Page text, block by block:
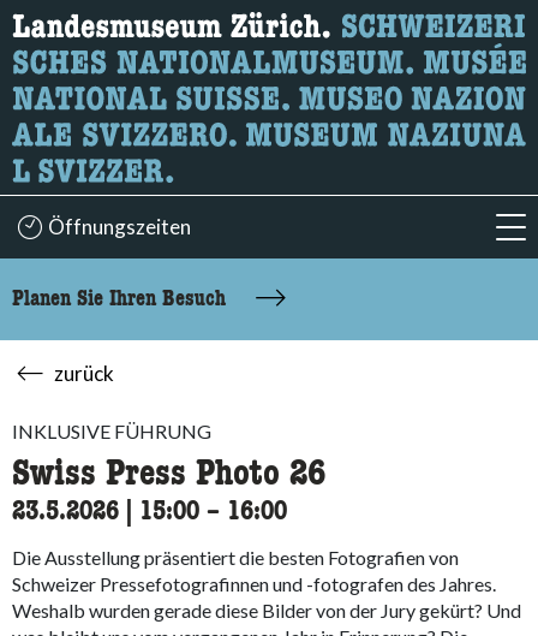
Wonach suchen Sie?
Hier können Sie nach Inhalten der Seite suchen.
Öffnungszeiten
Planen Sie Ihren Besuch
zurück
INKLUSIVE FÜHRUNG
Swiss Press Photo 26
23.5.2026 15:00 accessibility.time_to
– 16:00
Die Ausstellung präsentiert die besten Fotografien von
Schweizer Pressefotografinnen und -fotografen des Jahres.
Weshalb wurden gerade diese Bilder von der Jury gekürt? Und